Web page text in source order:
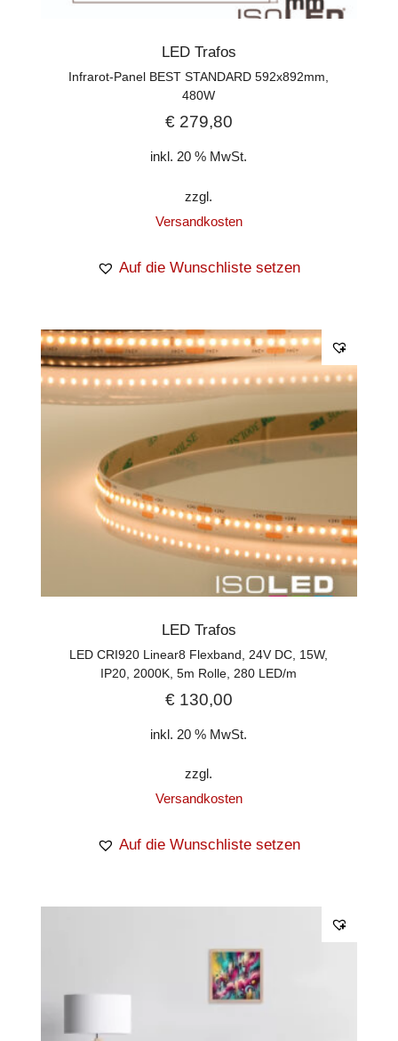
LED Trafos
Infrarot-Panel BEST STANDARD 592x892mm,
480W
€279,80
inkl. 20 % MwSt.
zzgl.
Versandkosten
Auf die Wunschliste setzen
LED Trafos
LED CRI920 Linear8 Flexband, 24V DC, 15W,
IP20, 2000K, 5m Rolle, 280 LED/m
€130,00
inkl. 20 % MwSt.
zzgl.
Versandkosten
Auf die Wunschliste setzen